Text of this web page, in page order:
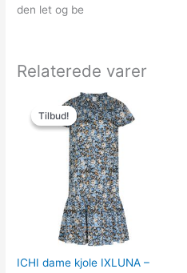
den let og be
Relaterede varer
Tilbud!
Tilbud!
ICHI dame kjole IXLUNA –
Den
oprindelige
pris
var:
399.95kr..
Den
aktuelle
pris
er:
75.00kr..